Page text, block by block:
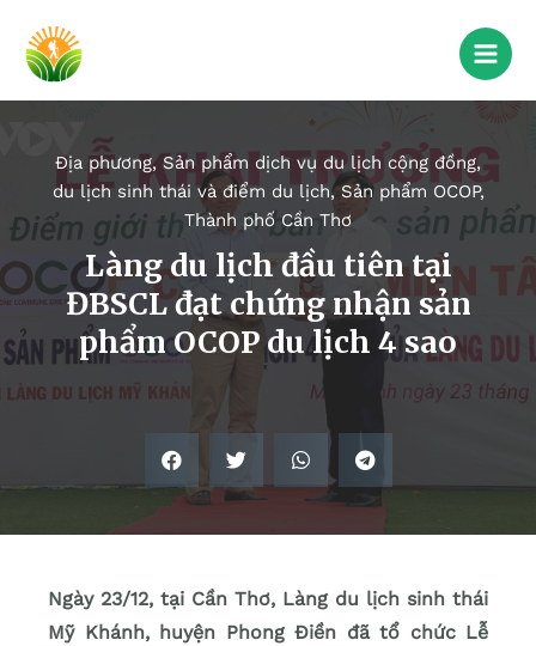
Địa phương,Sản phẩm dịch vụ du lịch cộng đồng,
du lịch sinh thái và điểm du lịch,Sản phẩm OCOP,
Thành phố Cần Thơ
Làng du lịch đầu tiên tại
ĐBSCL đạt chứng nhận sản
phẩm OCOP du lịch 4 sao
Ngày 23/12, tại Cần Thơ, Làng du lịch sinh thái
Mỹ Khánh, huyện Phong Điền đã tổ chức Lễ